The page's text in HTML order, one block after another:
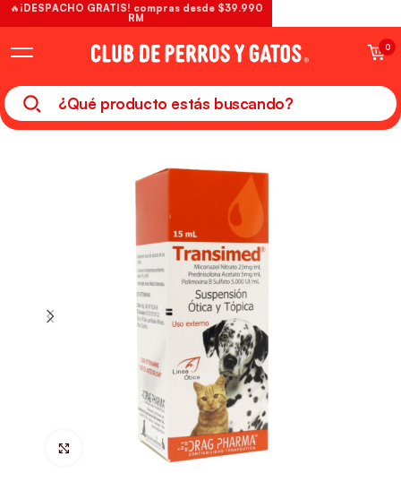
0
Hacer Zoom
🔥¡DESPACHO GRATIS! compras desde $39.990
RM